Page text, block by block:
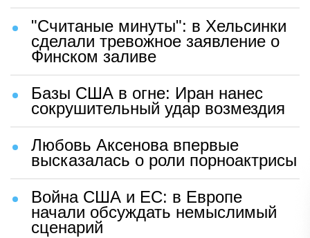
"Считаные минуты": в Хельсинки
сделали тревожное заявление о
Финском заливе
Базы США в огне: Иран нанес
сокрушительный удар возмездия
Любовь Аксенова впервые
высказалась о роли порноактрисы
Война США и ЕС: в Европе
начали обсуждать немыслимый
сценарий